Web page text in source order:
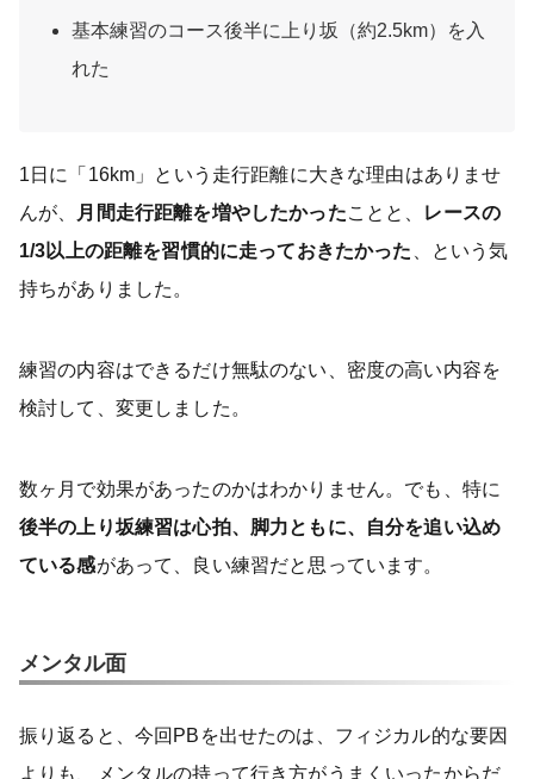
基本練習のコース後半に上り坂（約2.5km）を入
れた
1日に「16km」という走行距離に大きな理由はありませ
んが、
月間走行距離を増やしたかったことと、 レースの
1/3以上の距離を習慣的に走っておきたかった 、という気
持ちがありました。
練習の内容はできるだけ無駄のない、密度の高い内容を
検討して、変更しました。
数ヶ月で効果があったのかはわかりません。でも、特に
後半の上り坂練習は心拍、脚力ともに、自分を追い込め
ている感があって、良い練習だと思っています。
メンタル面
振り返ると、今回PBを出せたのは、フィジカル的な要因
よりも、メンタルの持って行き方がうまくいったからだ